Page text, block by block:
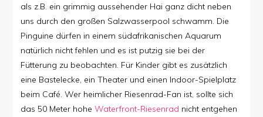
als z.B. ein grimmig aussehender Hai ganz dicht neben
uns durch den großen Salzwasserpool schwamm. Die
Pinguine dürfen in einem südafrikanischen Aquarum
natürlich nicht fehlen und es ist putzig sie bei der
Fütterung zu beobachten. Für Kinder gibt es zusätzlich
eine Bastelecke, ein Theater und einen Indoor-Spielplatz
beim Café. Wer heimlicher Riesenrad-Fan ist, sollte sich
das 50 Meter hohe Waterfront-Riesenrad nicht entgehen